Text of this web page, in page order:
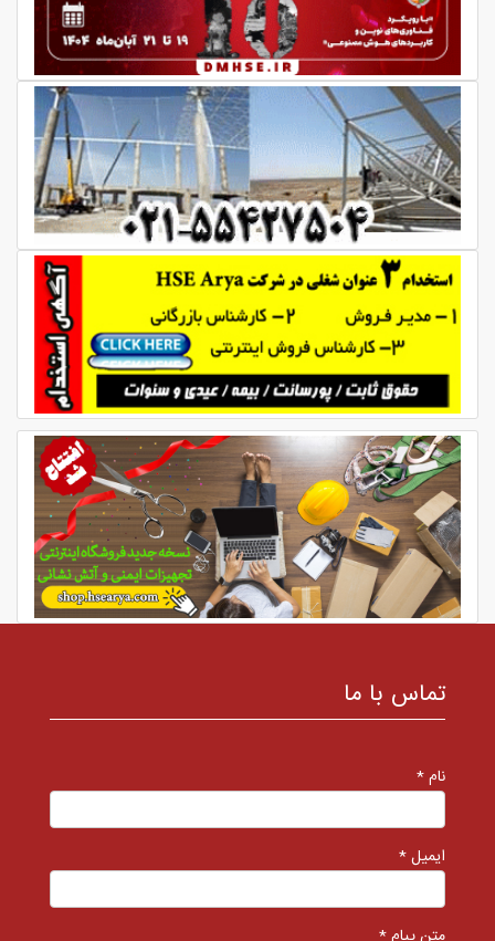
تماس با ما
نام *
ایمیل *